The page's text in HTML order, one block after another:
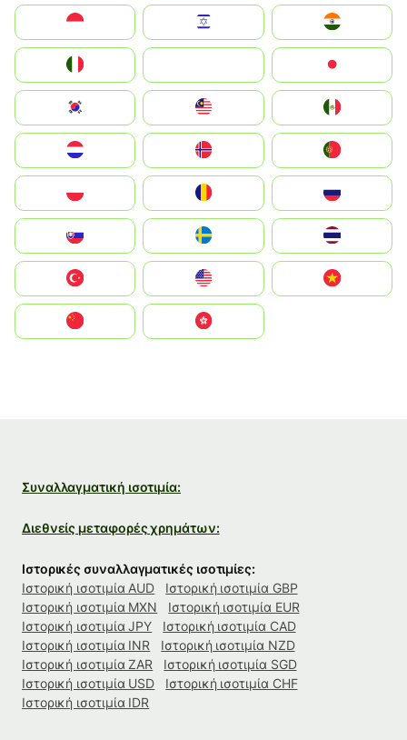
South Korea
United States
中國香港特別行政區
Συναλλαγματική ισοτιμία:
Διεθνείς μεταφορές χρημάτων:
Ιστορικές συναλλαγματικές ισοτιμίες:
Ιστορική ισοτιμία AUD
Ιστορική ισοτιμία GBP
Ιστορική ισοτιμία MXN
Ιστορική ισοτιμία EUR
Ιστορική ισοτιμία JPY
Ιστορική ισοτιμία CAD
Ιστορική ισοτιμία INR
Ιστορική ισοτιμία NZD
Ιστορική ισοτιμία ZAR
Ιστορική ισοτιμία SGD
Ιστορική ισοτιμία USD
Ιστορική ισοτιμία CHF
Ιστορική ισοτιμία IDR